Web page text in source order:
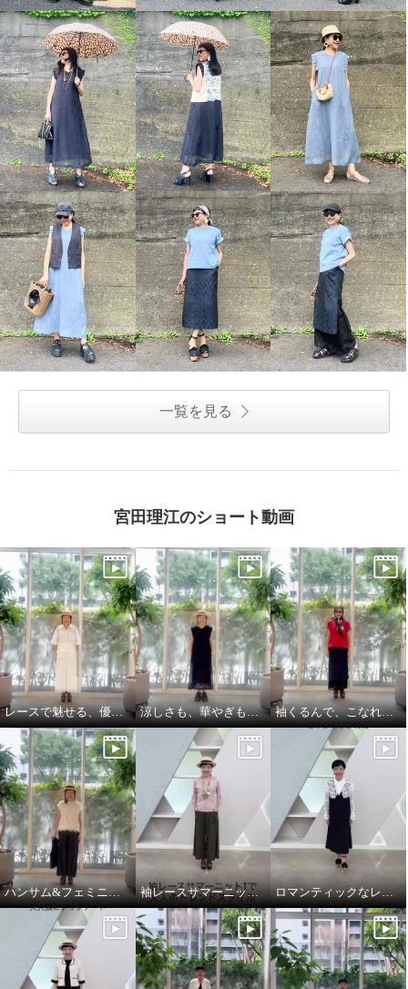
一覧を見る
宮田理江のショート動画
レースで魅せる、優雅でリッチな大人セットアップ 涼しさも、華やぎも、着映えも叶える 袖くるんで、こなれ見え 縦長レイヤード
ハンサム&フェミニンな大人スタイル 袖レースサマーニットTとエレガントカーゴで大人のトレンドスタイル ロマンティックなレースを主役に華やかクラシカル